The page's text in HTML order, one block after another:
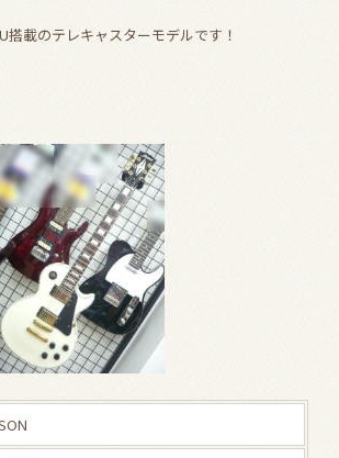
搭載のテレキャスターモデルです！